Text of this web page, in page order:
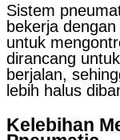
Sistem
bekerja
untuk
dirancang
berjalan,
lebih halus
Kelebihan